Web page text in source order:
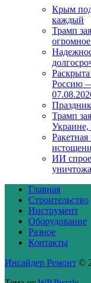
Крым под
каждый
Трамп
Россию
Трамп
Ракетная
ИИ
Главная
Строительство
Инструмент
Оборудование
Разное
Контакты
Инсайдер Ремонт ©